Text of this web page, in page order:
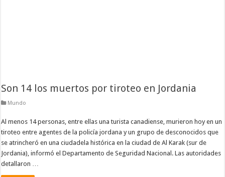
Son 14 los muertos por tiroteo en Jordania
Mundo
Al menos 14 personas, entre ellas una turista canadiense, murieron hoy en un
tiroteo entre agentes de la policía jordana y un grupo de desconocidos que
se atrincheró en una ciudadela histórica en la ciudad de Al Karak (sur de
Jordania), informó el Departamento de Seguridad Nacional. Las autoridades
detallaron …